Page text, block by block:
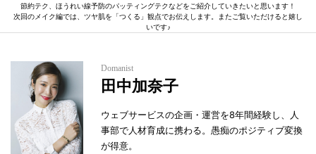
節約テク、ほうれい線予防のパッティングテクなどをご紹介していきたいと思います！
次回のメイク編では、ツヤ肌を「つくる」観点でお伝えします。またご覧いただけると嬉し
いです♪
Domanist
田中加奈子
ウェブサービスの企画・運営を8年間経験し、人
事部で人材育成に携わる。愚痴のポジティブ変換
が得意。